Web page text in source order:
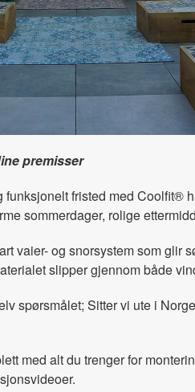
premisser
fristed med
sommerdager, rolige
vaier- og snorsystem som
slipper gjennom både
spørsmålet; Sitter vi ute i
med alt du trenger for